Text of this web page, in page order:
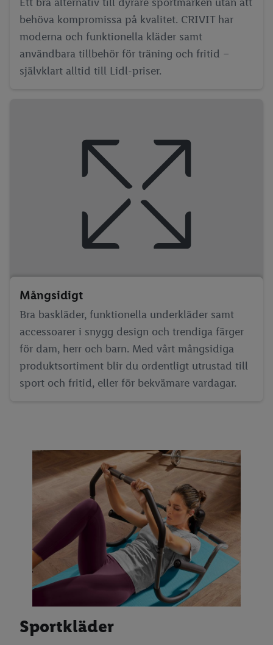
behöva kompromissa på kvalitet. CRIVIT har
moderna och funktionella kläder samt
användbara tillbehör för träning och fritid –
självklart alltid till Lidl-priser.
Mångsidigt
Bra baskläder, funktionella underkläder samt
accessoarer i snygg design och trendiga färger
för dam, herr och barn. Med vårt mångsidiga
produktsortiment blir du ordentligt utrustad till
sport och fritid, eller för bekvämare vardagar.
Sportkläder